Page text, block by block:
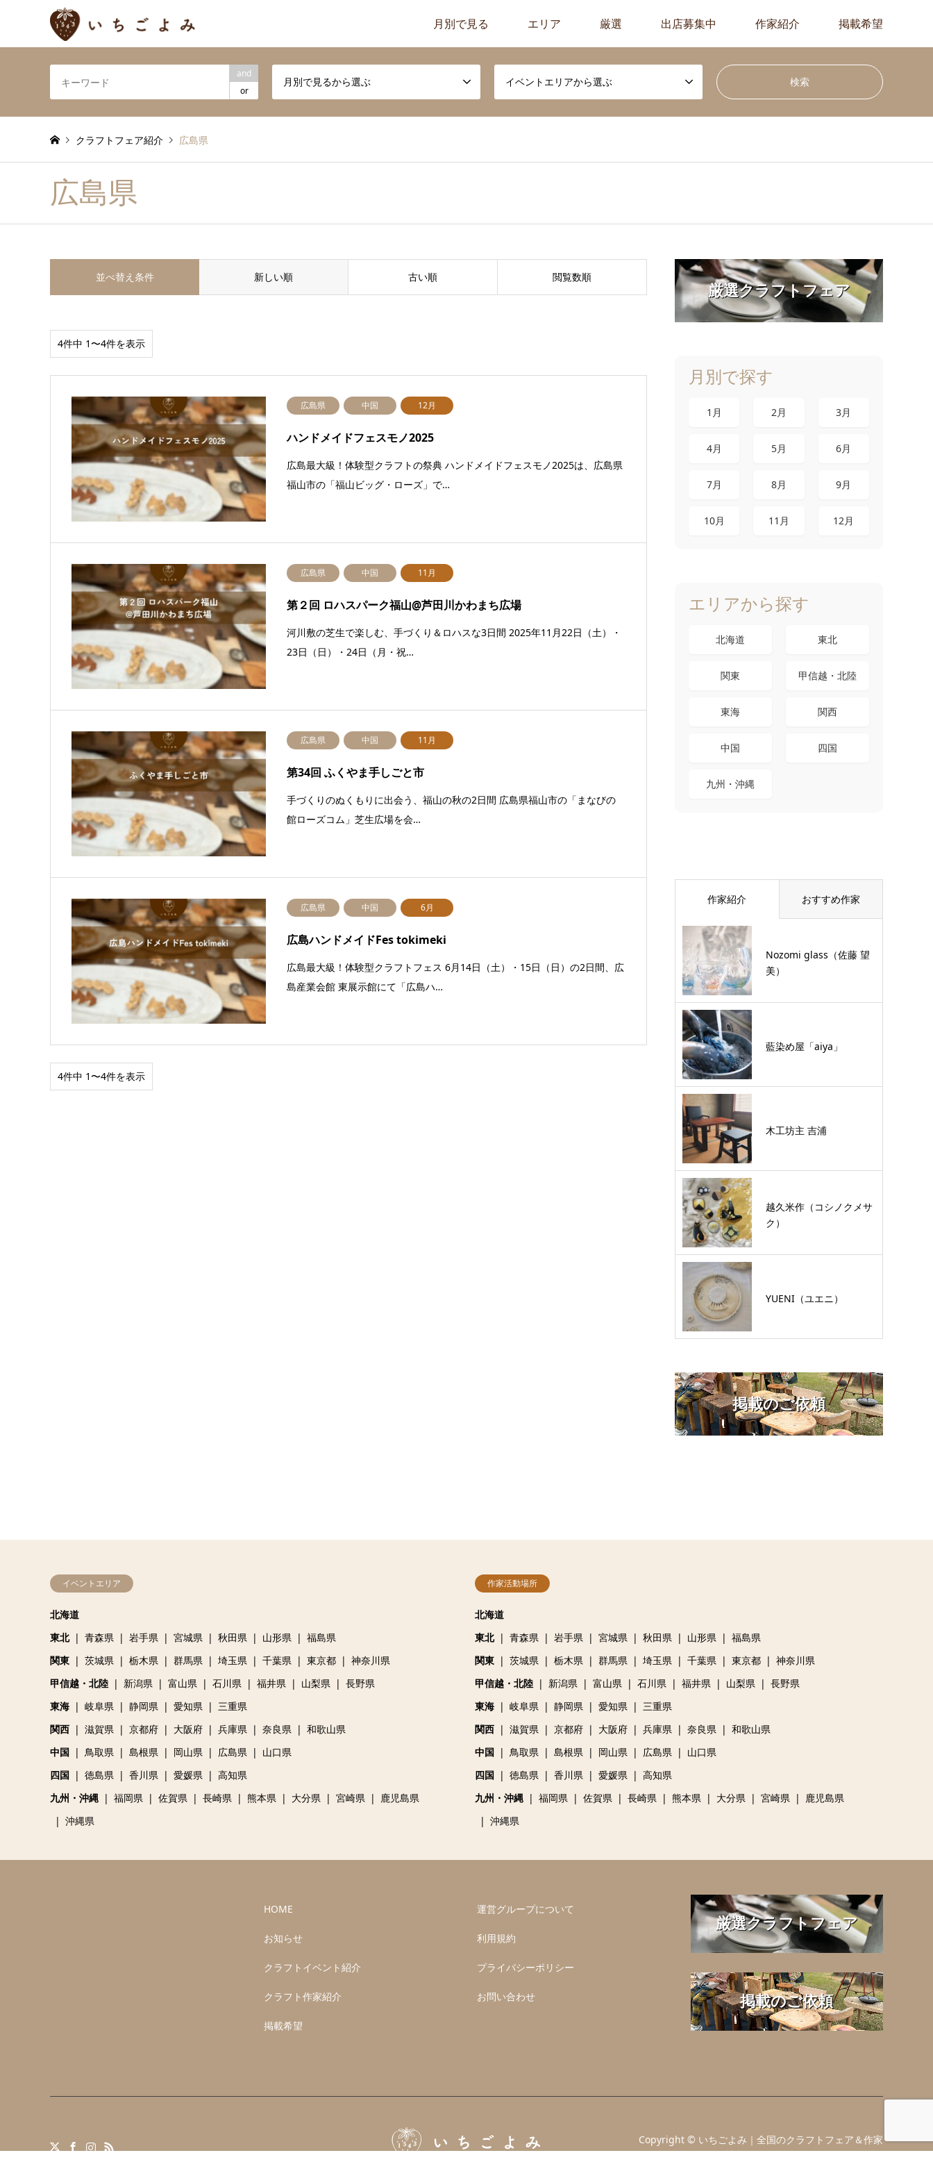
月別で見る エリア 厳選 出店募集中 作家紹介 掲載希望
and
or
月別で見るから選ぶ イベントエリアから選ぶ
クラフトフェア紹介 広島県
広島県
並べ替え条件 新しい順 古い順 閲覧数順
4件中 1〜4件を表示
広島県 中国 12月
ハンドメイドフェスモノ2025
広島最大級！体験型クラフトの祭典 ハンドメイドフェスモノ2025は、広島県
福山市の「福山ビッグ・ローズ」で…
広島県 中国 11月
第２回 ロハスパーク福山@芦田川かわまち広場
河川敷の芝生で楽しむ、手づくり＆ロハスな3日間 2025年11月22日（土）・
23日（日）・24日（月・祝…
広島県 中国 11月
第34回 ふくやま手しごと市
手づくりのぬくもりに出会う、福山の秋の2日間 広島県福山市の「まなびの
館ローズコム」芝生広場を会…
広島県 中国 6月
広島ハンドメイドFes tokimeki
広島最大級！体験型クラフトフェス 6月14日（土）・15日（日）の2日間、広
島産業会館 東展示館にて「広島ハ…
4件中 1〜4件を表示
厳選クラフトフェア
月別で探す
1月 2月 3月
4月 5月 6月
7月 8月 9月
10月 11月 12月
エリアから探す
北海道 東北
関東 甲信越・北陸
東海 関西
中国 四国
九州・沖縄
作家紹介 おすすめ作家
Nozomi glass（佐藤 望
美）
藍染め屋「aiya」
木工坊主 吉浦
越久米作（コシノクメサ
ク）
YUENI（ユエニ）
掲載のご依頼
イベントエリア
北海道
東北
青森県 岩手県 宮城県 秋田県 山形県
福島県
関東
茨城県 栃木県 群馬県 埼玉県 千葉県 東京都
神奈川県
甲信越・北陸
新潟県 富山県 石川県 福井県 山梨県
長野県
東海
岐阜県 静岡県 愛知県
三重県
関西
滋賀県 京都府 大阪府 兵庫県 奈良県
和歌山県
中国
鳥取県 島根県 岡山県 広島県
山口県
四国
徳島県 香川県 愛媛県
高知県
九州・沖縄
福岡県 佐賀県 長崎県 熊本県 大分県 宮崎県
鹿児島県
沖縄県
作家活動場所
北海道
東北
青森県 岩手県 宮城県 秋田県 山形県
福島県
関東
茨城県 栃木県 群馬県 埼玉県 千葉県 東京都
神奈川県
甲信越・北陸
新潟県 富山県 石川県 福井県 山梨県
長野県
東海
岐阜県 静岡県 愛知県
三重県
関西
滋賀県 京都府 大阪府 兵庫県 奈良県
和歌山県
中国
鳥取県 島根県 岡山県 広島県
山口県
四国
徳島県 香川県 愛媛県
高知県
九州・沖縄
福岡県 佐賀県 長崎県 熊本県 大分県 宮崎県
鹿児島県
沖縄県
HOME
お知らせ
クラフトイベント紹介
クラフト作家紹介
掲載希望
運営グループについて
利用規約
プライバシーポリシー
お問い合わせ
厳選クラフトフェア
掲載のご依頼
Copyright © いちごよみ｜全国のクラフトフェア＆作家
情報ポータル. All Rights Reserved.